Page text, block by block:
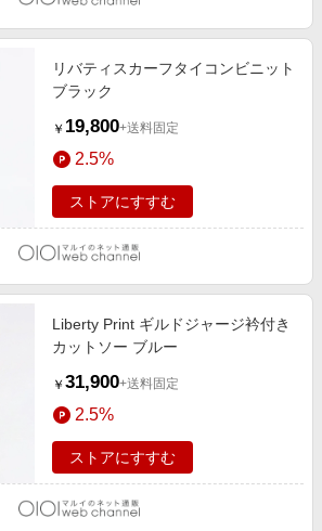
リバティスカーフタイコンビニット
ブラック
￥ 19,800+送料固定
2.5%
ストアにすすむ
Liberty Print ギルドジャージ衿付き
カットソー ブルー
￥ 31,900+送料固定
2.5%
ストアにすすむ